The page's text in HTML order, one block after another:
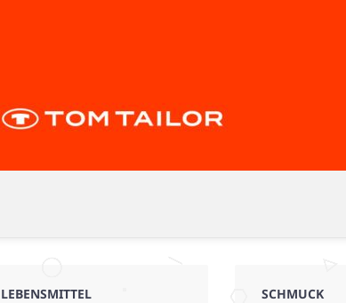
LEBENSMITTEL
SCHMUCK